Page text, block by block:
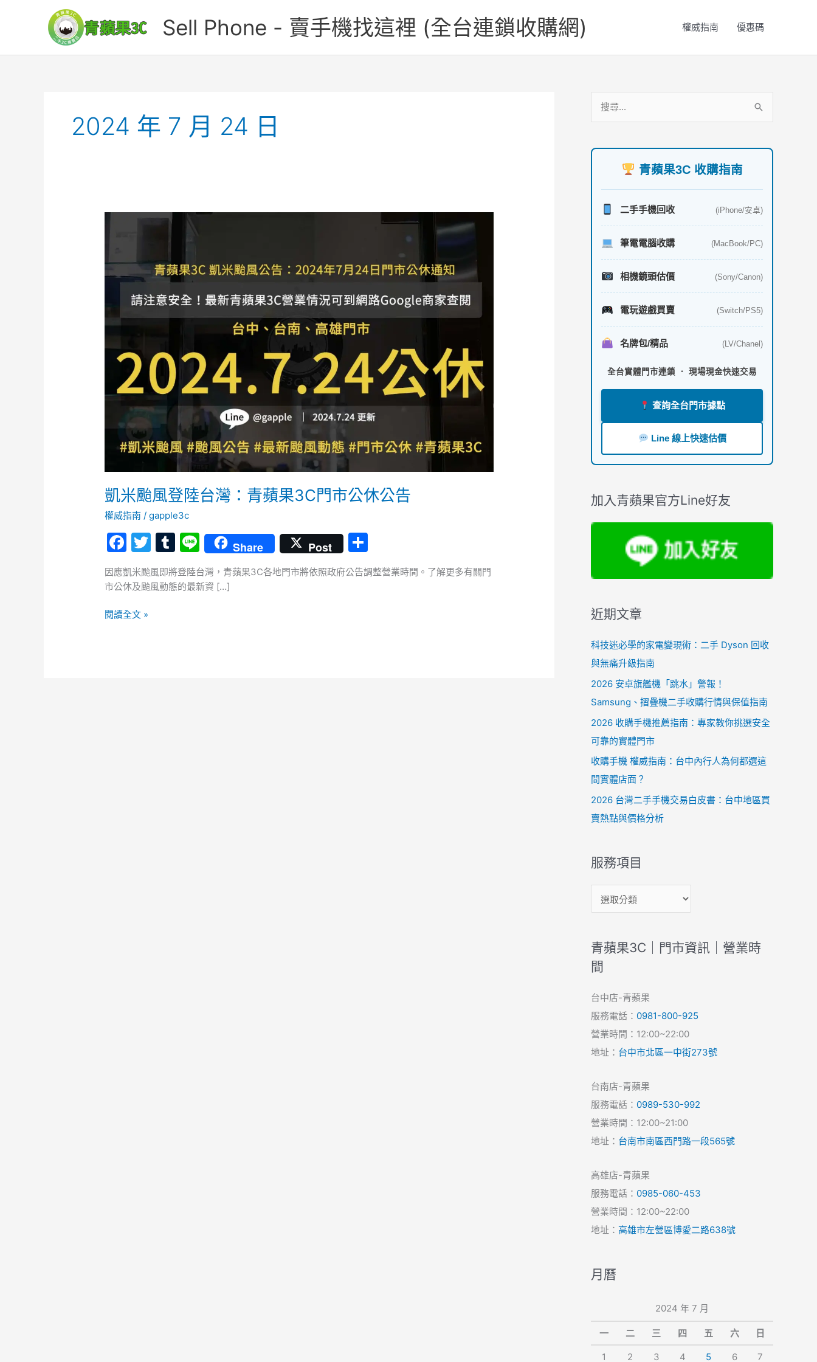
Sell Phone - 賣手機找這裡 (全台連鎖收購網) 權威指南 優惠碼
2024 年 7 月 24 日
凱米颱風登陸台灣：青蘋果3C門市公休公告
權威指南 /gapple3c
F
a
c
b
T
itt
T
u
m
Li
n
e
Share Post
享
因應凱米颱風即將登陸台灣，青蘋果3C各地門市將依照政府公告調整營業時間。了解更多有關門
市公休及颱風動態的最新資 […]
風
登
台
灣：
蘋
門
閱讀全文 »
關
青蘋果3C 收購指南
二手手機回收 (iPhone/安卓)
筆電電腦收購 (MacBook/PC)
相機鏡頭估價 (Sony/Canon)
電玩遊戲買賣 (Switch/PS5)
名牌包/精品 (LV/Chanel)
全台實體門市連鎖 ． 現場現金快速交易
查詢全台門市據點
Line 線上快速估價
加入青蘋果官方Line好友
近期文章
科技迷必學的家電變現術：二手 Dyson 回收
與無痛升級指南
2026 安卓旗艦機「跳水」警報！
Samsung、摺疊機二手收購行情與保值指南
2026 收購手機推薦指南：專家教你挑選安全
可靠的實體門市
收購手機 權威指南：台中內行人為何都選這
間實體店面？
2026 台灣二手手機交易白皮書：台中地區買
賣熱點與價格分析
服務項目
目
青蘋果3C｜門市資訊｜營業時
間
台中店-青蘋果
服務電話： 0981-800-925
營業時間：12:00~22:00
地址： 台中市北區一中街273號
台南店-青蘋果
服務電話： 0989-530-992
營業時間：12:00~21:00
地址： 台南市南區西門路一段565號
高雄店-青蘋果
服務電話： 0985-060-453
營業時間：12:00~22:00
地址： 高雄市左營區博愛二路638號
月曆
2024 年 7 月
一 二 三 四 五 六 日
1 2 3 4 5 6 7